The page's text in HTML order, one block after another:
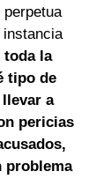
instancia
toda la
tipo de
a
pericias
problema